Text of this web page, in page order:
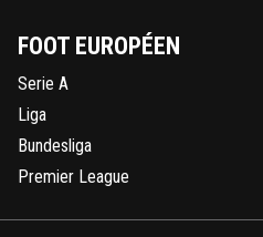
FOOT EUROPÉEN
Serie A
Liga
Bundesliga
Premier League